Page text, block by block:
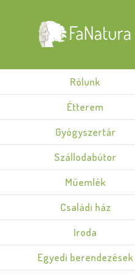
Rólunk
Étterem
Gyógyszertár
Szállodabútor
Műemlék
Családi ház
Iroda
Egyedi berendezések